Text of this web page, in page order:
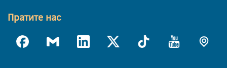
Пратите нас